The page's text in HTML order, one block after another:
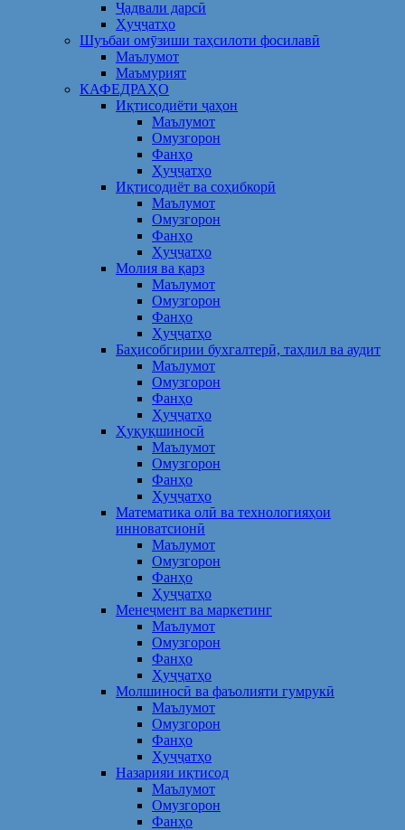
Ҷадвали дарсӣ
Ҳуҷҷатҳо
Шуъбаи омӯзиши таҳсилоти фосилавӣ
Маълумот
Маъмурият
КАФЕДРАҲО
Иқтисодиёти ҷаҳон
Маълумот
Омузгорон
Фанҳо
Ҳуҷҷатҳо
Иқтисодиёт ва соҳибкорӣ
Маълумот
Омузгорон
Фанҳо
Ҳуҷҷатҳо
Молия ва қарз
Маълумот
Омузгорон
Фанҳо
Ҳуҷҷатҳо
Баҳисобгирии бухгалтерӣ, таҳлил ва аудит
Маълумот
Омузгорон
Фанҳо
Ҳуҷҷатҳо
Ҳуқуқшиносӣ
Маълумот
Омузгорон
Фанҳо
Ҳуҷҷатҳо
Математика олӣ ва технологияҳои
инноватсионӣ
Маълумот
Омузгорон
Фанҳо
Ҳуҷҷатҳо
Менеҷмент ва маркетинг
Маълумот
Омузгорон
Фанҳо
Ҳуҷҷатҳо
Молшиносӣ ва фаъолияти гумрукӣ
Маълумот
Омузгорон
Фанҳо
Ҳуҷҷатҳо
Назарияи иқтисод
Маълумот
Омузгорон
Фанҳо